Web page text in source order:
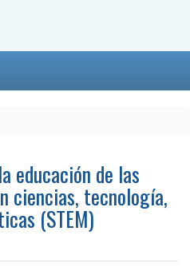
educación de las
ciencias, tecnología,
(STEM)